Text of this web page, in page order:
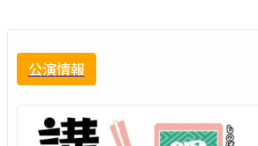
公演情報